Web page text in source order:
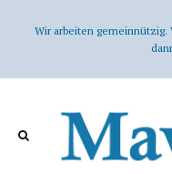
Wir arbeiten